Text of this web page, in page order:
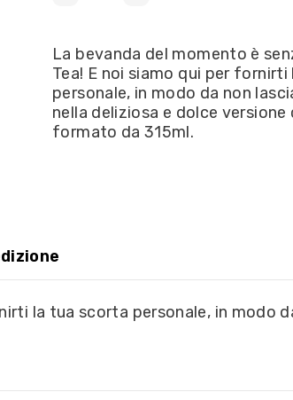
Hong
-
Lady
Bubble
Tea
classico
Hong
-
Lady
Boba
Bubble
Tea
gustpo
classico
La bevanda del momento è
Tea! E noi siamo qui per
personale, in modo da non
nella deliziosa e dolce versione
formato da 315ml.
la tua scorta personale, in modo